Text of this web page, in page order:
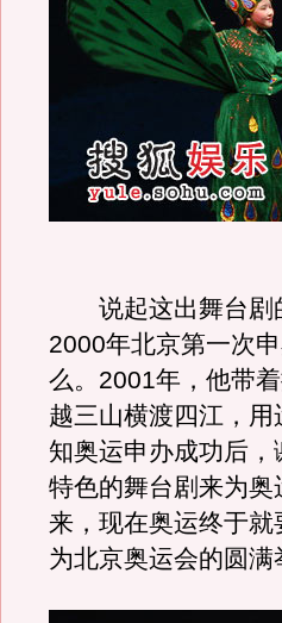
说起这出舞台剧
2000年北京第一次
么。2001年，他带
越三山横渡四江，
知奥运申办成功后
特色的舞台剧来为奥
来，现在奥运终于
为北京奥运会的圆